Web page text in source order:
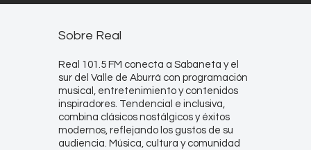
Sobre Real
Real 101.5 FM conecta a Sabaneta y el
sur del Valle de Aburrá con programación
musical, entretenimiento y contenidos
inspiradores. Tendencial e inclusiva,
combina clásicos nostálgicos y éxitos
modernos, reflejando los gustos de su
audiencia. Música, cultura y comunidad